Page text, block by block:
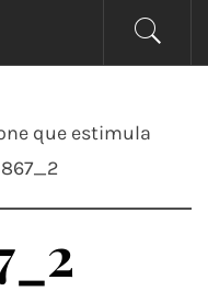
que estimula